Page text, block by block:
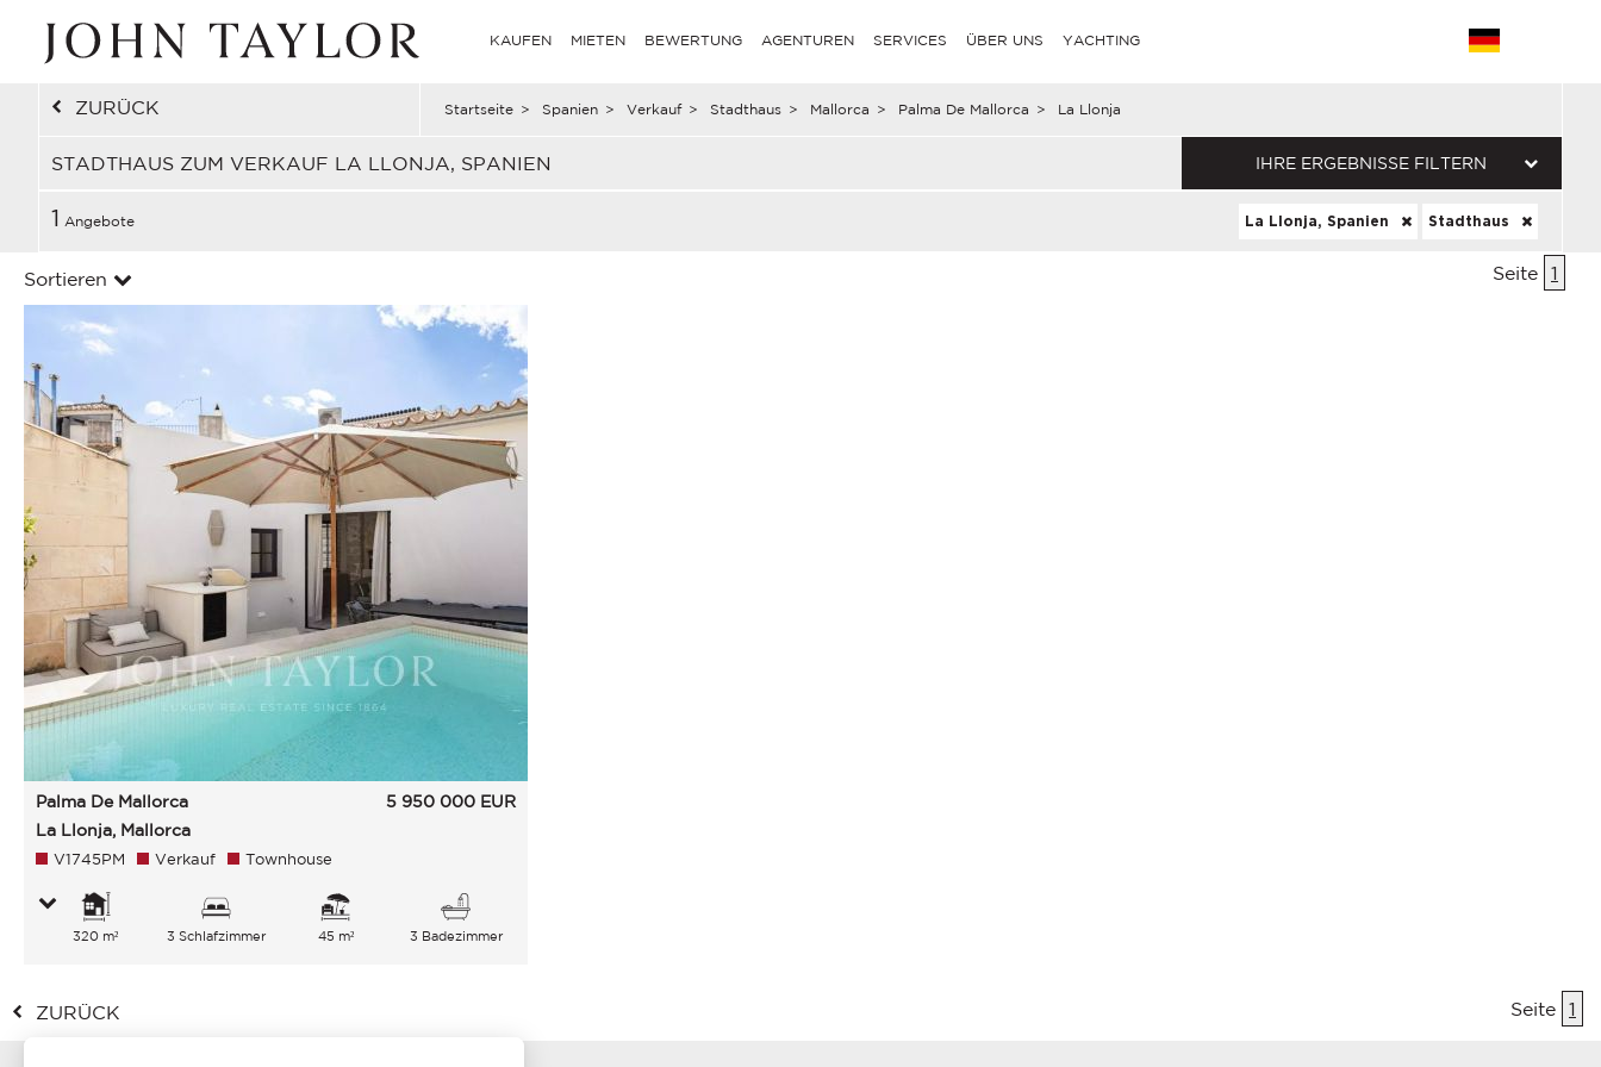
KAUFEN MIETEN BEWERTUNG AGENTUREN SERVICES ÜBER UNS YACHTING
ZURÜCK Startseite > Spanien > Verkauf > Stadthaus > Mallorca > Palma De Mallorca > La Llonja
STADTHAUS ZUM VERKAUF LA LLONJA, SPANIEN IHRE ERGEBNISSE FILTERN
1 Angebote La Llonja, Spanien Stadthaus
Sortieren Seite 1
Palma De Mallorca
La Llonja, Mallorca
5 950 000 EUR
V1745PM Verkauf Townhouse
320 m² 3 Schlafzimmer 45 m² 3 Badezimmer
ZURÜCK Seite 1